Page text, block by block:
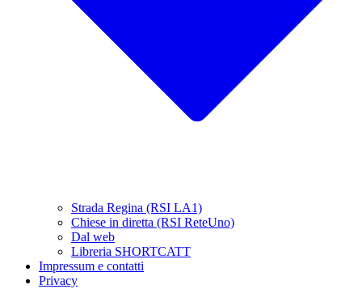
Strada Regina (RSI LA1)
Chiese in diretta (RSI ReteUno)
Dal web
Libreria SHORTCATT
Impressum e contatti
Privacy